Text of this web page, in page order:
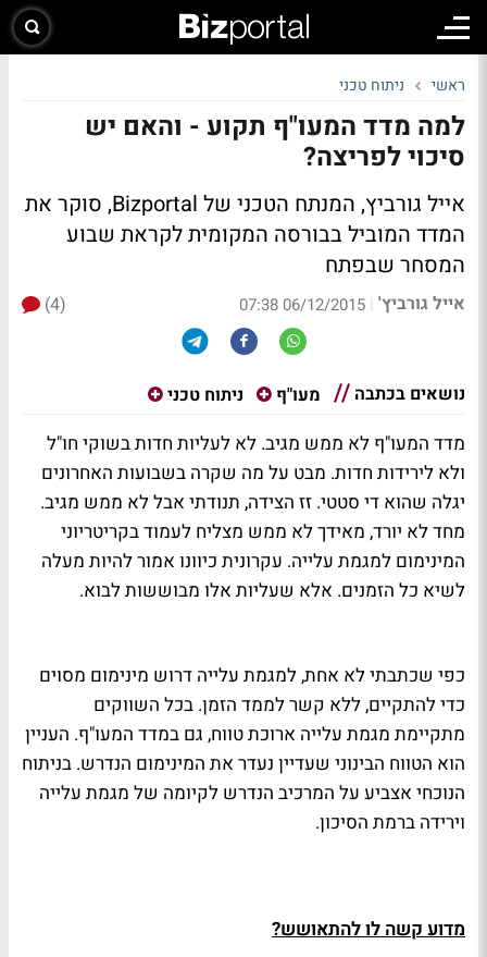
ראשי ניתוח טכני
למה מדד המעו"ף תקוע - והאם יש
סיכוי לפריצה?
אייל גורביץ, המנתח הטכני של Bizportal, סוקר את
המדד המוביל בבורסה המקומית לקראת שבוע
המסחר שבפתח
אייל גורביץ' |
06/12/2015 07:38
(4)
נושאים בכתבה מעו"ף ניתוח טכני
מדד המעו"ף לא ממש מגיב. לא לעליות חדות בשוקי חו"ל
ולא לירידות חדות. מבט על מה שקרה בשבועות האחרונים
יגלה שהוא די סטטי. זז הצידה, תנודתי אבל לא ממש מגיב.
מחד לא יורד, מאידך לא ממש מצליח לעמוד בקריטריוני
המינימום למגמת עלייה. עקרונית כיוונו אמור להיות מעלה
לשיא כל הזמנים. אלא שעליות אלו מבוששות לבוא.
כפי שכתבתי לא אחת, למגמת עלייה דרוש מינימום מסוים
כדי להתקיים, ללא קשר לממד הזמן. בכל השווקים
מתקיימת מגמת עלייה ארוכת טווח, גם במדד המעו"ף. העניין
הוא הטווח הבינוני שעדיין נעדר את המינימום הנדרש. בניתוח
הנוכחי אצביע על המרכיב הנדרש לקיומה של מגמת עלייה
וירידה ברמת הסיכון.
מדוע קשה לו להתאושש?